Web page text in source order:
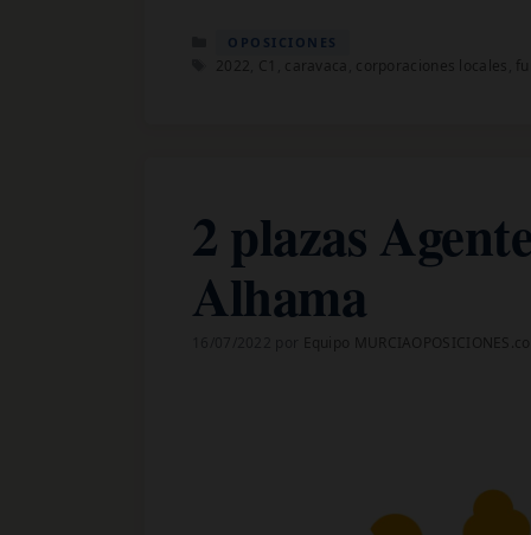
Categorías
OPOSICIONES
2022
2 plazas
Alhama
Equipo